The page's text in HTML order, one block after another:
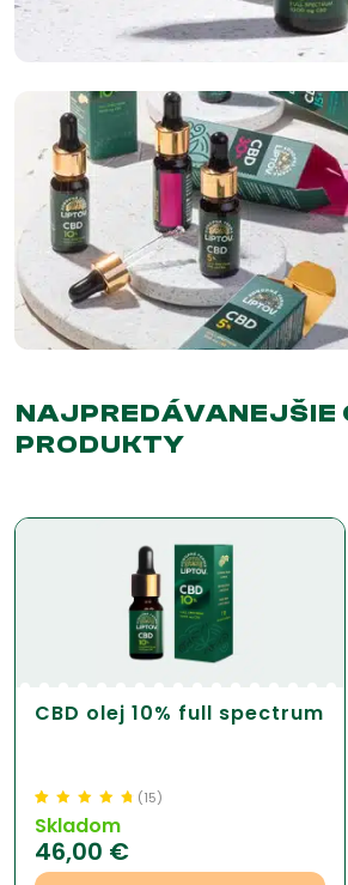
NAJPREDÁVANEJŠIE
PRODUKTY
CBD olej 10% full spectrum
Hodnotenie
z 5 na základe
15
zákazníckej
(15)
Skladom
46,00 €